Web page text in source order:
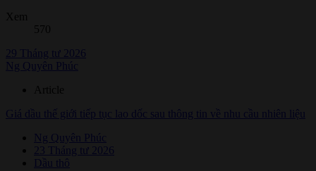
Xem
570
29 Tháng tư 2026
Ng Quyên Phúc
Article
Giá dầu thế giới tiếp tục lao dốc sau thông tin về nhu cầu nhiên liệu
Ng Quyên Phúc
23 Tháng tư 2026
Dầu thô